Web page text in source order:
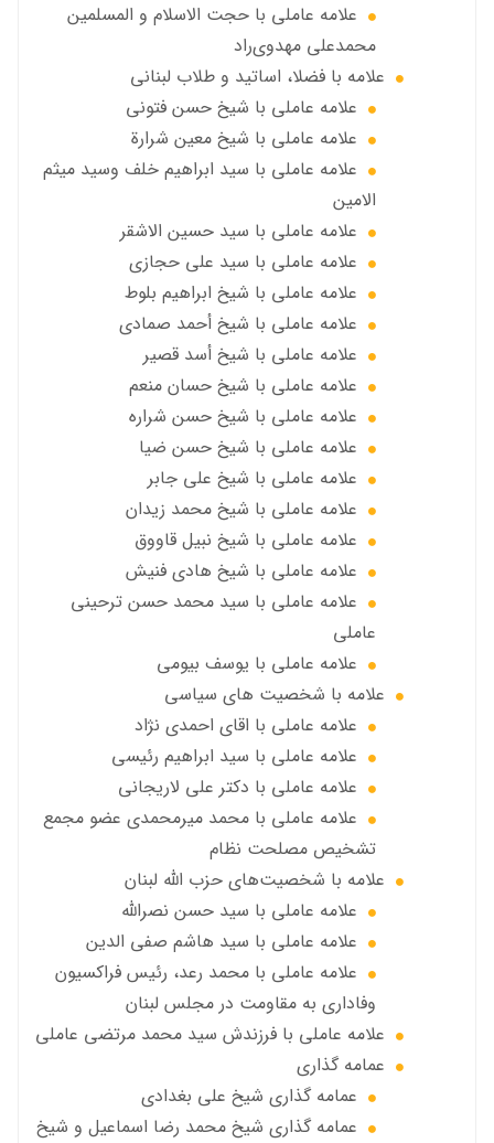
علامه عاملي با حجت الاسلام و المسلمین
محمدعلی مهدوی‌راد
علامه با فضلا، اساتید و طلاب لبنانی
علامه عاملي با شيخ حسن فتوني
علامه عاملي با شيخ معين شرارة
علامه عاملي با سید ابراهیم خلف وسید میثم
الامين
علامه عاملي با سيد حسين الاشقر
علامه عاملي با سيد علي حجازي
علامه عاملي با شيخ ابراهيم بلوط
علامه عاملي با شيخ أحمد صمادي
علامه عاملي با شيخ أسد قصير
علامه عاملي با شيخ حسان منعم
علامه عاملي با شيخ حسن شراره
علامه عاملي با شيخ حسن ضيا
علامه عاملي با شيخ علي جابر
علامه عاملي با شيخ محمد زيدان
علامه عاملي با شيخ نبيل قاووق
علامه عاملي با شیخ هادی فنیش
علامه عاملي با سيد محمد حسن ترحيني
عاملي
علامه عاملي با يوسف بيومی
علامه با شخصیت های سیاسی
علامه عاملي با اقای احمدی نژاد
علامه عاملي با سید ابراهیم رئیسی
علامه عاملي با دكتر علي لاريجاني
علامه عاملي با محمد میرمحمدی عضو مجمع
تشخیص مصلحت نظام
علامه با شخصیت‌های حزب الله لبنان
علامه عاملي با سيد حسن نصرالله
علامه عاملي با سيد هاشم صفي الدين
علامه عاملي با محمد رعد، رئیس فراکسیون
وفاداری به مقاومت در مجلس لبنان
علامه عاملي با فرزندش سید محمد مرتضی عاملی
عمامه گذاری
عمامه گذاری شیخ علی بغدادی
عمامه گذاری شيخ محمد رضا اسماعيل و شيخ